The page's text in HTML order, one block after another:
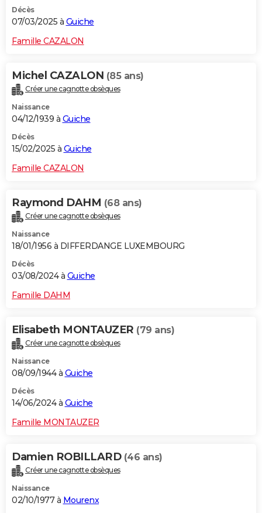
Décès
07/03/2025 à Guiche
Famille CAZALON
Michel CAZALON (85 ans)
Créer une cagnotte obsèques
Naissance
04/12/1939 à Guiche
Décès
15/02/2025 à Guiche
Famille CAZALON
Raymond DAHM (68 ans)
Créer une cagnotte obsèques
Naissance
18/01/1956 à DIFFERDANGE LUXEMBOURG
Décès
03/08/2024 à Guiche
Famille DAHM
Elisabeth MONTAUZER (79 ans)
Créer une cagnotte obsèques
Naissance
08/09/1944 à Guiche
Décès
14/06/2024 à Guiche
Famille MONTAUZER
Damien ROBILLARD (46 ans)
Créer une cagnotte obsèques
Naissance
02/10/1977 à Mourenx